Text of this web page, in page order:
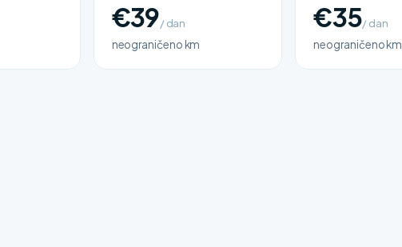
€39/ dan
neograničeno km
€35/ dan
neograničeno km